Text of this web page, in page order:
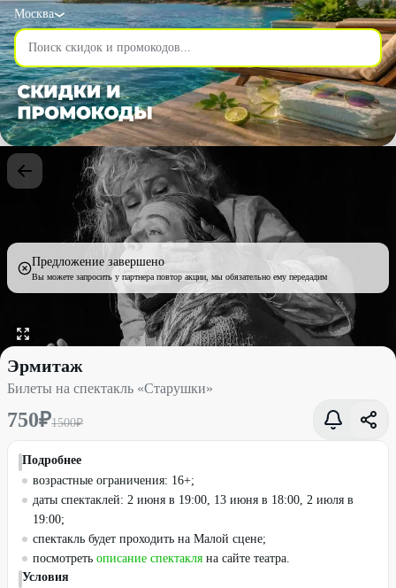
Москва
Предложение завершено
Вы можете запросить у партнера повтор акции, мы обязательно ему передадим
Билеты на спектакль «Старушки» со скидкой 50% - Эрмитаж в
Эрмитаж
Билеты на спектакль «Старушки»
750₽1500₽
Подробнее
возрастные ограничения: 16+;
даты спектаклей: 2 июня в 19:00, 13 июня в 18:00, 2 июля в
19:00;
спектакль будет проходить на Малой сцене;
посмотреть описание спектакля на сайте театра.
Условия